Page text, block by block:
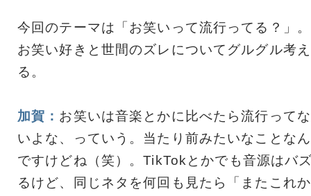
今回のテーマは「お笑いって流行ってる？」。
お笑い好きと世間のズレについてグルグル考え
る。
加賀： お笑いは音楽とかに比べたら流行ってな
いよな、っていう。当たり前みたいなことなん
ですけどね（笑）。TikTokとかでも音源はバ
るけど、同じネタを何回も見たら「またこれか